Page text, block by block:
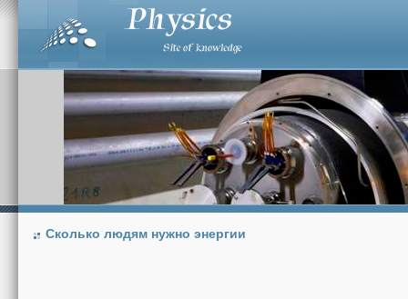
Сколько людям нужно энергии